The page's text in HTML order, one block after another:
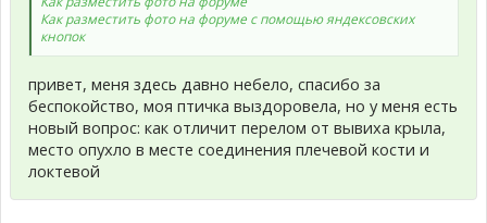
Как разместить фото на форуме с помощью яндексовских
кнопок
привет, меня здесь давно небело, спасибо за
беспокойство, моя птичка выздоровела, но у меня есть
новый вопрос: как отличит перелом от вывиха крыла,
место опухло в месте соединения плечевой кости и
локтевой